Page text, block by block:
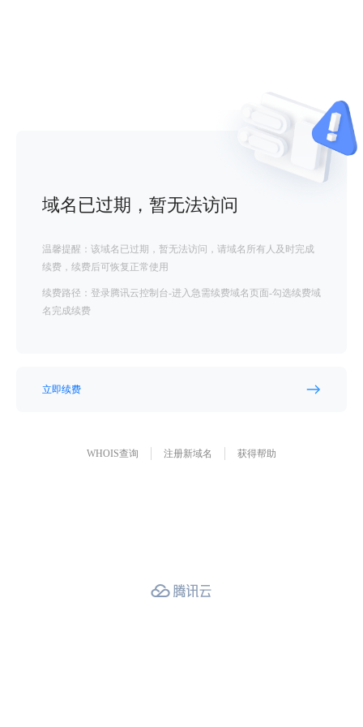
域名已过期，暂无法访问
温馨提醒：该域名已过期，暂无法访问，请域名所有人及时完成
续费，续费后可恢复正常使用
续费路径：登录腾讯云控制台-进入急需续费域名页面-勾选续费域
名完成续费
立即续费
WHOIS查询 注册新域名 获得帮助